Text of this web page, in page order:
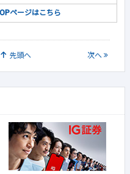
ページはこちら
先頭へ 次へ